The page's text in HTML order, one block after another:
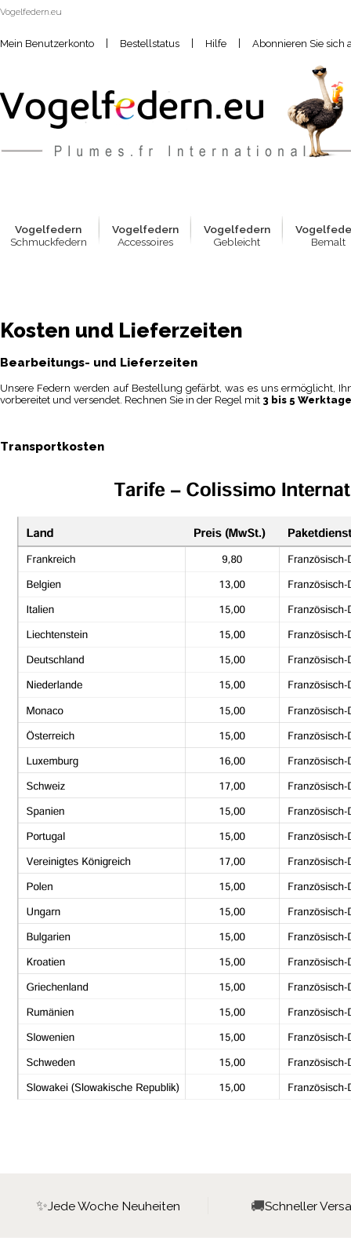
Vogelfedern.eu
Mein Benutzerkonto | Bestellstatus | Hilfe | Abonnieren Sie sich
Vogelfedern
Schmuckfedern
Vogelfedern
Accessoires
Vogelfedern
Gebleicht
Vogelfede
Bemalt
Kosten und Lieferzeiten
Bearbeitungs- und Lieferzeiten
Unsere Federn werden auf Bestellung gefärbt, was es uns ermöglicht,
vorbereitet und versendet. Rechnen Sie in der Regel mit 3 bis 5
Transportkosten
✨Jede Woche Neuheiten 🚚Schneller